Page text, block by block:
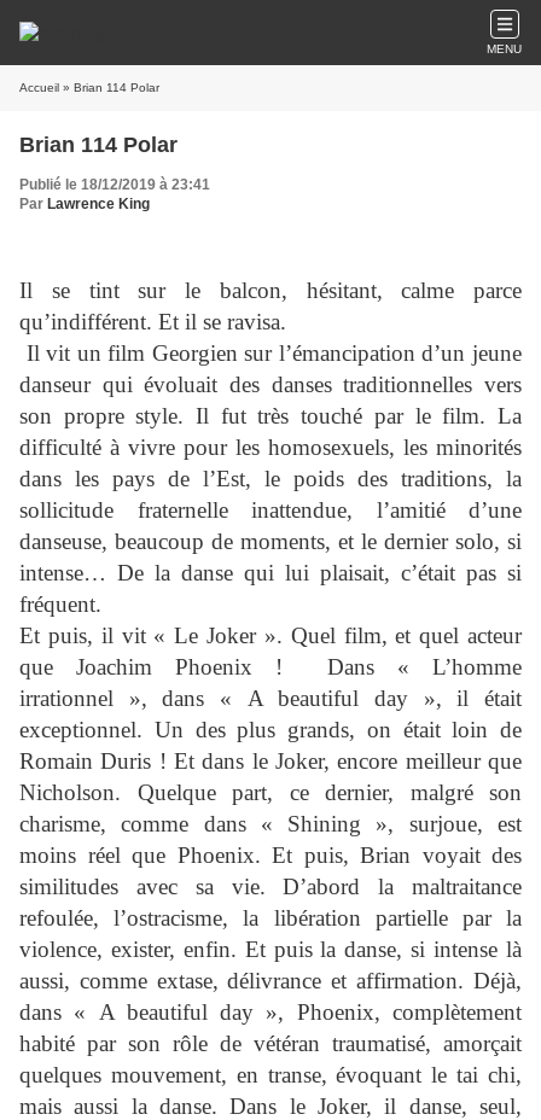
MENU
Accueil » Brian 114 Polar
Brian 114 Polar
Publié le 18/12/2019 à 23:41
Par Lawrence King
Il se tint sur le balcon, hésitant, calme parce
qu’indifférent. Et il se ravisa.
Il vit un film Georgien sur l’émancipation d’un jeune
danseur qui évoluait des danses traditionnelles vers
son propre style. Il fut très touché par le film. La
difficulté à vivre pour les homosexuels, les minorités
dans les pays de l’Est, le poids des traditions, la
sollicitude fraternelle inattendue, l’amitié d’une
danseuse, beaucoup de moments, et le dernier solo, si
intense… De la danse qui lui plaisait, c’était pas si
fréquent.
Et puis, il vit « Le Joker ». Quel film, et quel acteur
que Joachim Phoenix ! Dans « L’homme
irrationnel », dans « A beautiful day », il était
exceptionnel. Un des plus grands, on était loin de
Romain Duris ! Et dans le Joker, encore meilleur que
Nicholson. Quelque part, ce dernier, malgré son
charisme, comme dans « Shining », surjoue, est
moins réel que Phoenix. Et puis, Brian voyait des
similitudes avec sa vie. D’abord la maltraitance
refoulée, l’ostracisme, la libération partielle par la
violence, exister, enfin. Et puis la danse, si intense là
aussi, comme extase, délivrance et affirmation. Déjà,
dans « A beautiful day », Phoenix, complètement
habité par son rôle de vétéran traumatisé, amorçait
quelques mouvement, en transe, évoquant le tai chi,
mais aussi la danse. Dans le Joker, il danse, seul,